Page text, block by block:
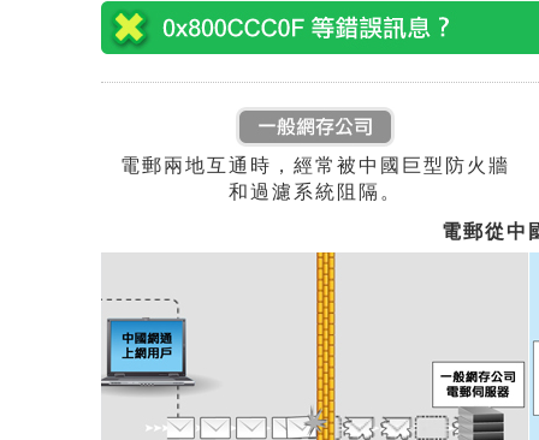
電郵兩地互通時，經常被中國巨型防火牆
和過濾系統阻隔。
電郵從中